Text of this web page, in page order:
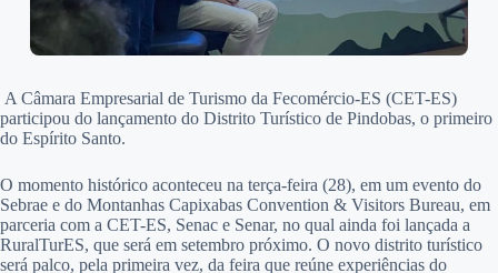
A Câmara Empresarial de Turismo da Fecomércio-ES (CET-ES)
participou do lançamento do Distrito Turístico de Pindobas, o primeiro
do Espírito Santo.
O momento histórico aconteceu na terça-feira (28), em um evento do
Sebrae e do Montanhas Capixabas Convention & Visitors Bureau, em
parceria com a CET-ES, Senac e Senar, no qual ainda foi lançada a
RuralTurES, que será em setembro próximo. O novo distrito turístico
será palco, pela primeira vez, da feira que reúne experiências do